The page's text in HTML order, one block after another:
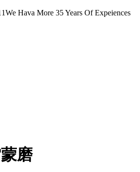
We Hava More 35 Years Of Expeiences
磨